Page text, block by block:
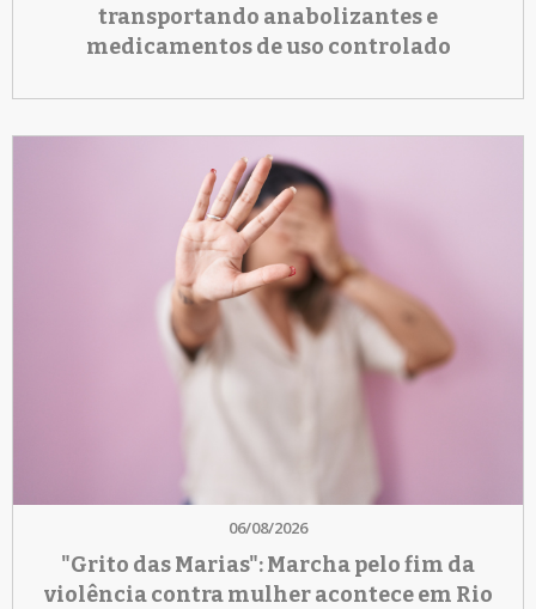
transportando anabolizantes e
medicamentos de uso controlado
06/08/2026
"Grito das Marias": Marcha pelo fim da
violência contra mulher acontece em Rio